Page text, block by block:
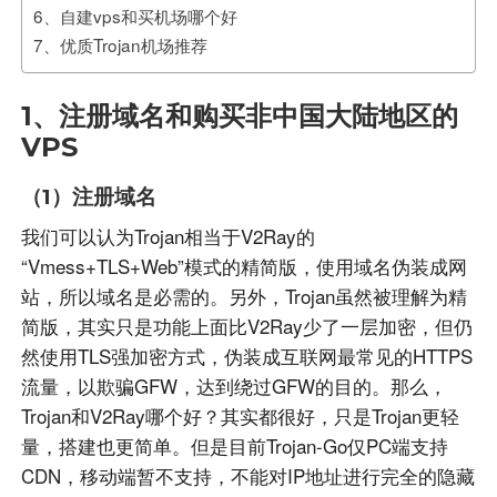
6、自建vps和买机场哪个好
7、优质Trojan机场推荐
1、注册域名和购买非中国大陆地区的
VPS
（1）注册域名
我们可以认为Trojan相当于V2Ray的
“Vmess+TLS+Web”模式的精简版，使用域名伪装成网
站，所以域名是必需的。另外，Trojan虽然被理解为精
简版，其实只是功能上面比V2Ray少了一层加密，但仍
然使用TLS强加密方式，伪装成互联网最常见的HTTPS
流量，以欺骗GFW，达到绕过GFW的目的。那么，
Trojan和V2Ray哪个好？其实都很好，只是Trojan更轻
量，搭建也更简单。但是目前Trojan-Go仅PC端支持
CDN，移动端暂不支持，不能对IP地址进行完全的隐藏